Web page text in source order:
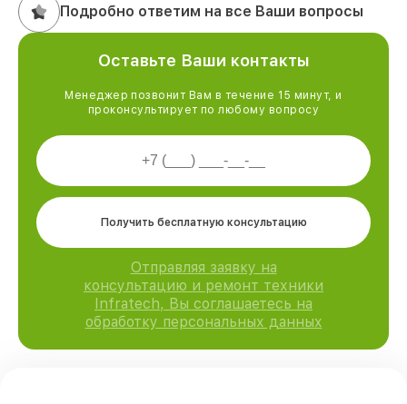
Подробно ответим на все Ваши вопросы
Оставьте Ваши контакты
Менеджер позвонит Вам в течение 15 минут, и
проконсультирует по любому вопросу
Получить бесплатную консультацию
Отправляя заявку на
консультацию и ремонт техники
Infratech, Вы соглашаетесь на
обработку персональных данных